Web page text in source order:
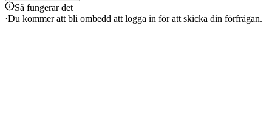
Så fungerar det
·Du kommer att bli ombedd att logga in för att skicka din förfrågan.